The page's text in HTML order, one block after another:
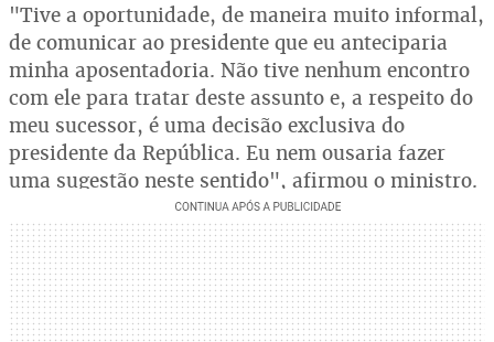
"Tive a oportunidade, de maneira muito informal,
de comunicar ao presidente que eu anteciparia
minha aposentadoria. Não tive nenhum encontro
com ele para tratar deste assunto e, a respeito do
meu sucessor, é uma decisão exclusiva do
presidente da República. Eu nem ousaria fazer
uma sugestão neste sentido", afirmou o ministro.